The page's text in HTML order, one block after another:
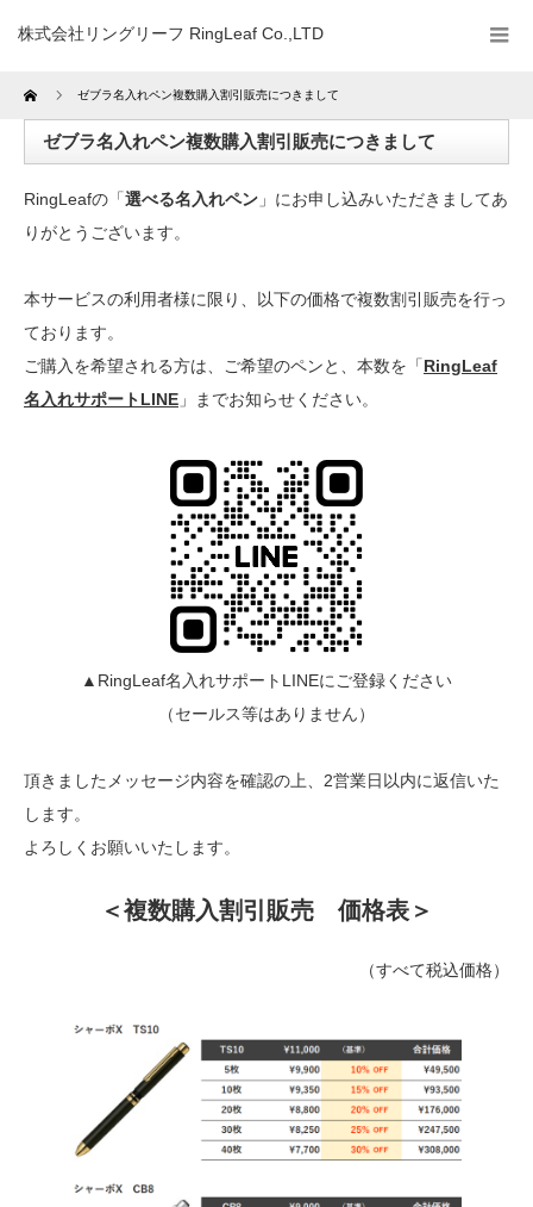
株式会社リングリーフ RingLeaf Co.,LTD
Home ゼブラ名入れペン複数購入割引販売につきまして
ゼブラ名入れペン複数購入割引販売につきまして
RingLeafの「選べる名入れペン 」にお申し込みいただきましてあ
りがとうございます。
本サービスの利用者様に限り、以下の価格で複数割引販売を行っ
ております。
ご購入を希望される方は、ご希望のペンと、本数を「RingLeaf
名入れサポートLINE 」までお知らせください。
▲RingLeaf名入れサポートLINEにご登録ください
（セールス等はありません）
頂きましたメッセージ内容を確認の上、2営業日以内に返信いた
します。
よろしくお願いいたします。
＜複数購入割引販売 価格表＞
（すべて税込価格）